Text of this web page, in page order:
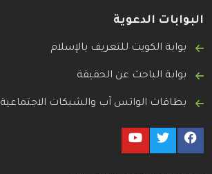
البوابات الدعوية
بوابة الكويت للتعريف بالإسلام
بوابة الباحث عن الحقيقة
بطاقات الواتس آب والشبكات الاجتماعية